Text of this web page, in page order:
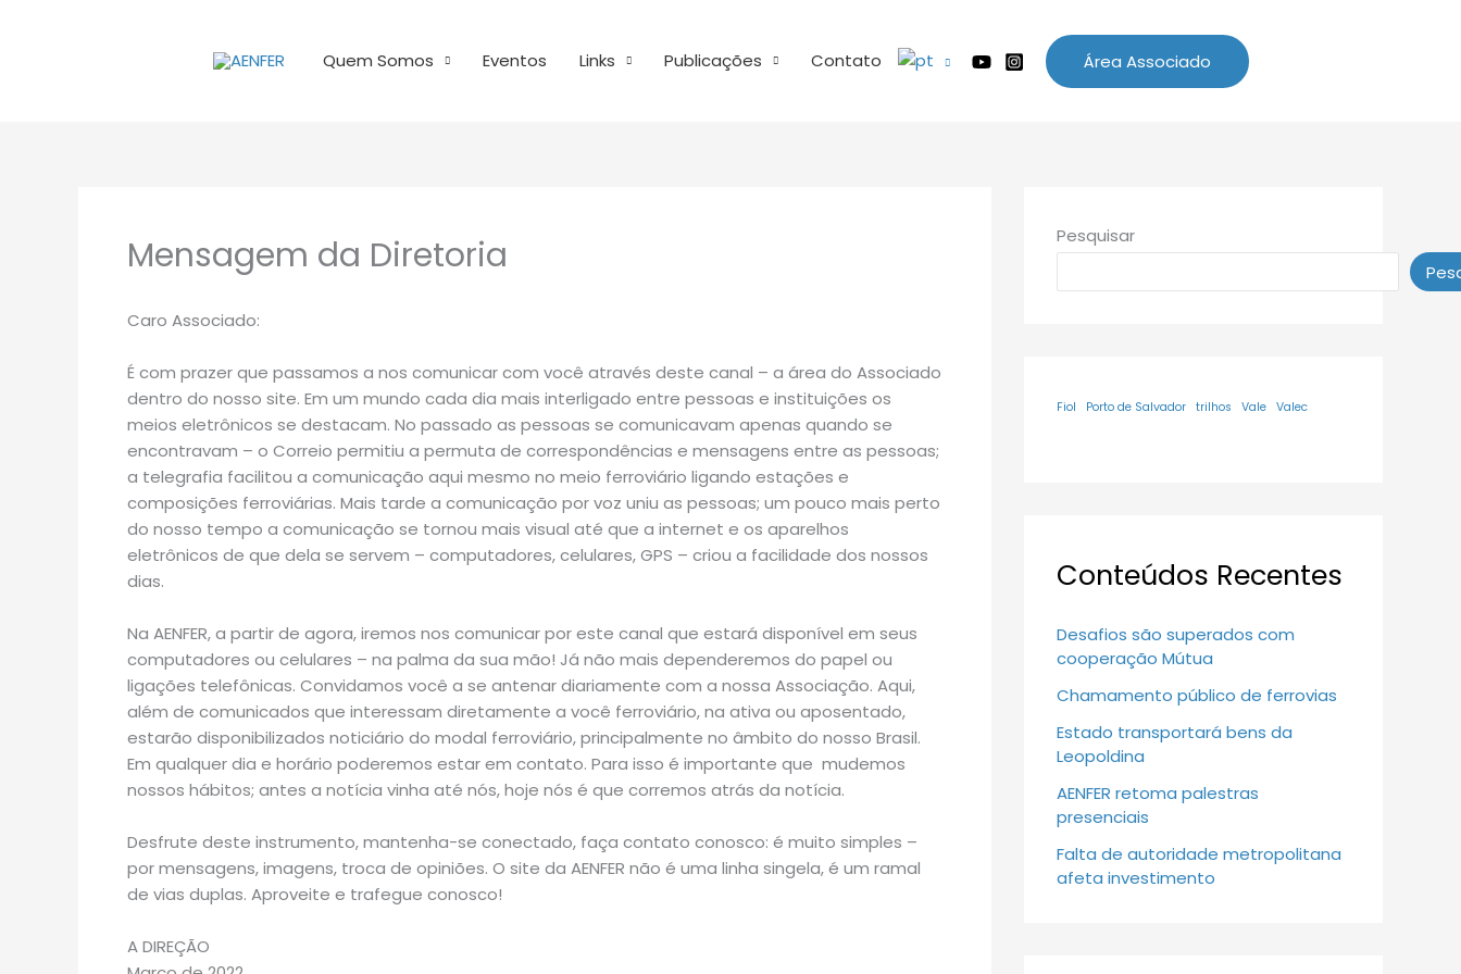
Quem Somos Eventos Links Publicações Contato Área Associado
Mensagem da Diretoria
Caro Associado:
É com prazer que passamos a nos comunicar com você através deste canal – a área do Associado
dentro do nosso site. Em um mundo cada dia mais interligado entre pessoas e instituições os
meios eletrônicos se destacam. No passado as pessoas se comunicavam apenas quando se
encontravam – o Correio permitiu a permuta de correspondências e mensagens entre as pessoas;
a telegrafia facilitou a comunicação aqui mesmo no meio ferroviário ligando estações e
composições ferroviárias. Mais tarde a comunicação por voz uniu as pessoas; um pouco mais perto
do nosso tempo a comunicação se tornou mais visual até que a internet e os aparelhos
eletrônicos de que dela se servem – computadores, celulares, GPS – criou a facilidade dos nossos
dias.
Na AENFER, a partir de agora, iremos nos comunicar por este canal que estará disponível em seus
computadores ou celulares – na palma da sua mão! Já não mais dependeremos do papel ou
ligações telefônicas. Convidamos você a se antenar diariamente com a nossa Associação. Aqui,
além de comunicados que interessam diretamente a você ferroviário, na ativa ou aposentado,
estarão disponibilizados noticiário do modal ferroviário, principalmente no âmbito do nosso Brasil.
Em qualquer dia e horário poderemos estar em contato. Para isso é importante que mudemos
nossos hábitos; antes a notícia vinha até nós, hoje nós é que corremos atrás da notícia.
Desfrute deste instrumento, mantenha-se conectado, faça contato conosco: é muito simples –
por mensagens, imagens, troca de opiniões. O site da AENFER não é uma linha singela, é um ramal
de vias duplas. Aproveite e trafegue conosco!
A DIREÇÃO
Pesquisar
Fiol Porto de Salvador trilhos Vale Valec
Conteúdos Recentes
Desafios são superados com
cooperação Mútua
Chamamento público de ferrovias
Estado transportará bens da
Leopoldina
AENFER retoma palestras
presenciais
Falta de autoridade metropolitana
afeta investimento